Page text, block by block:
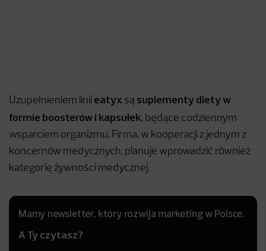
Uzupełnieniem linii eatyx są suplementy diety w
formie boosterów i kapsułek, będące codziennym
wsparciem organizmu. Firma, w kooperacji z jednym z
koncernów medycznych, planuje wprowadzić również
kategorię żywności medycznej.
Mamy newsletter, który rozwija marketing w Polsce.
A Ty czytasz?